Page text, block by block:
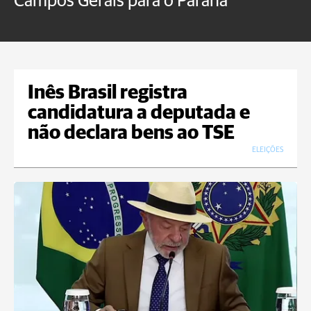
Inês Brasil registra
candidatura a deputada e
não declara bens ao TSE
ELEIÇÕES